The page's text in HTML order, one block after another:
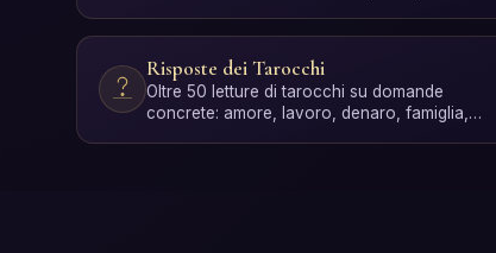
Risposte dei Tarocchi
Oltre 50 letture di tarocchi su domande
concrete: amore, lavoro, denaro, famiglia,